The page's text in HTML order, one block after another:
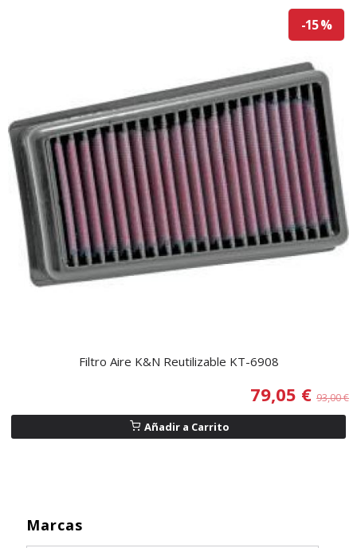
Marcas
-15 %
Filtro Aire K&N Reutilizable KT-6908
79,05 € 93,00 €
Añadir a Carrito